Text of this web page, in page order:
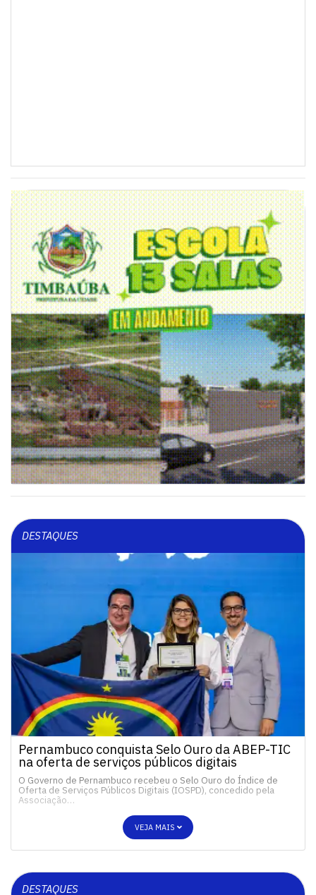
DESTAQUES
Pernambuco conquista Selo Ouro da ABEP-TIC
na oferta de serviços públicos digitais
O Governo de Pernambuco recebeu o Selo Ouro do Índice de
Oferta de Serviços Públicos Digitais (IOSPD), concedido pela
Associação…
VEJA MAIS
DESTAQUES